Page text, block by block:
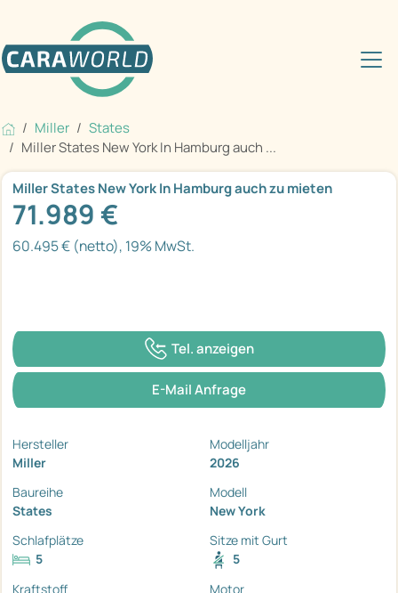
Miller
States
Miller States New York In Hamburg auch ...
Miller States New York In Hamburg auch zu mieten
71.989 €
60.495 € (netto), 19% MwSt.
Tel. anzeigen
E-Mail Anfrage
Hersteller
Miller
Modelljahr
2026
Baureihe
States
Modell
New York
Schlafplätze
5
Sitze mit Gurt
5
Kraftstoff
Motor